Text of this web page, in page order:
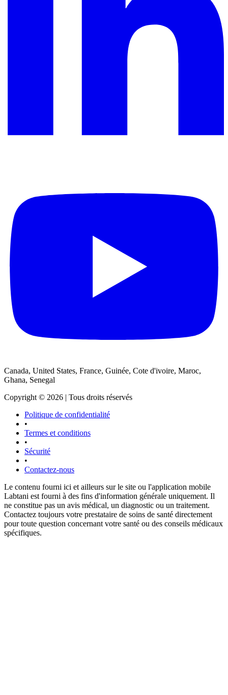
Canada, United States, France, Guinée, Cote d'ivoire, Maroc,
Ghana, Senegal
Copyright © 2026 | Tous droits réservés
Politique de confidentialité
•
Termes et conditions
•
Sécurité
•
Contactez-nous
Le contenu fourni ici et ailleurs sur le site ou l'application mobile
Labtani est fourni à des fins d'information générale uniquement. Il
ne constitue pas un avis médical, un diagnostic ou un traitement.
Contactez toujours votre prestataire de soins de santé directement
pour toute question concernant votre santé ou des conseils médicaux
spécifiques.